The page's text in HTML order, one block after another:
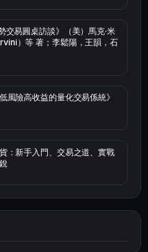
交易圓桌訪談》（美）馬克·米
）等 著；李鬆陽，王韻，石
風險高收益的量化交易係統》
：新手入門、交易之道、實戰